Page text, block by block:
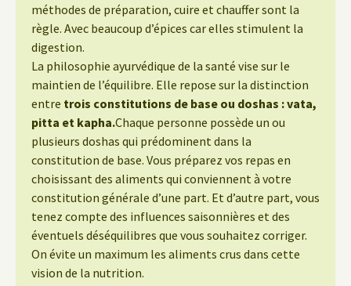
méthodes de préparation, cuire et chauffer sont la
règle. Avec beaucoup d’épices car elles stimulent la
digestion.
La philosophie ayurvédique de la santé vise sur le
maintien de l’équilibre. Elle repose sur la distinction
entre trois constitutions de base ou doshas : vata,
pitta et kapha.Chaque personne possède un ou
plusieurs doshas qui prédominent dans la
constitution de base. Vous préparez vos repas en
choisissant des aliments qui conviennent à votre
constitution générale d’une part. Et d’autre part, vous
tenez compte des influences saisonnières et des
éventuels déséquilibres que vous souhaitez corriger.
On évite un maximum les aliments crus dans cette
vision de la nutrition.